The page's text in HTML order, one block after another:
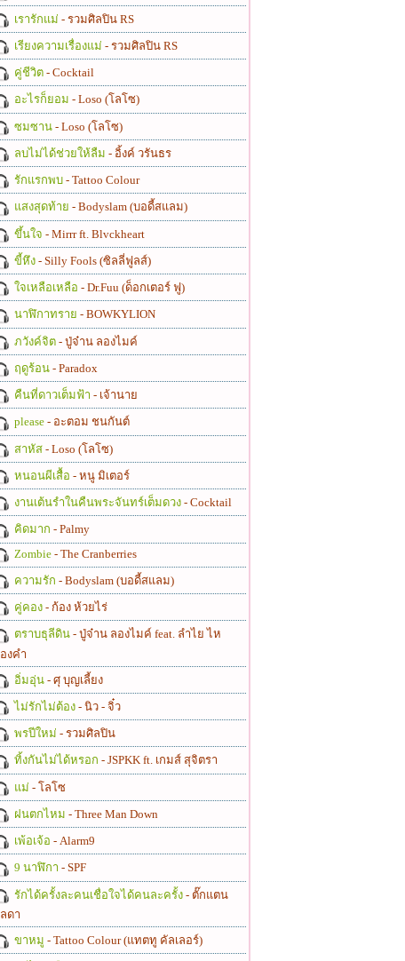
เรารักแม่ - รวมศิลปิน RS
เรียงความเรื่องแม่ - รวมศิลปิน RS
คู่ชีวิต - Cocktail
อะไรก็ยอม - Loso (โลโซ)
ซมซาน - Loso (โลโซ)
ลบไม่ได้ช่วยให้ลืม - อิ้งค์ วรันธร
รักแรกพบ - Tattoo Colour
แสงสุดท้าย - Bodyslam (บอดี้สแลม)
ขึ้นใจ - Mirrr ft. Blvckheart
ขี้หึง - Silly Fools (ซิลลี่ฟูลส์)
ใจเหลือเหลือ - Dr.Fuu (ด็อกเตอร์ ฟู)
นาฬิกาทราย - BOWKYLION
ภวังค์จิต - ปู่จ๋าน ลองไมค์
ฤดูร้อน - Paradox
คืนที่ดาวเต็มฟ้า - เจ้านาย
please - อะตอม ชนกันต์
สาหัส - Loso (โลโซ)
หนอนผีเสื้อ - หนู มิเตอร์
งานเต้นรำในคืนพระจันทร์เต็มดวง - Cocktail
คิดมาก - Palmy
Zombie - The Cranberries
ความรัก - Bodyslam (บอดี้สแลม)
คู่คอง - ก้อง ห้วยไร่
ตราบธุลีดิน - ปู่จ๋าน ลองไมค์ feat. ลำไย ไห
งคำ
อิ่มอุ่น - ศุ บุญเลี้ยง
ไม่รักไม่ต้อง - นิว - จิ๋ว
พรปีใหม่ - รวมศิลปิน
ทิ้งกันไม่ได้หรอก - JSPKK ft. เกมส์ สุจิตรา
แม่ - โลโซ
ฝนตกไหม - Three Man Down
เพ้อเจ้อ - Alarm9
9 นาฬิกา - SPF
รักได้ครั้งละคนเชื่อใจได้คนละครั้ง - ตั๊กแตน
ดา
ขาหมู - Tattoo Colour (แทตทู คัลเลอร์)